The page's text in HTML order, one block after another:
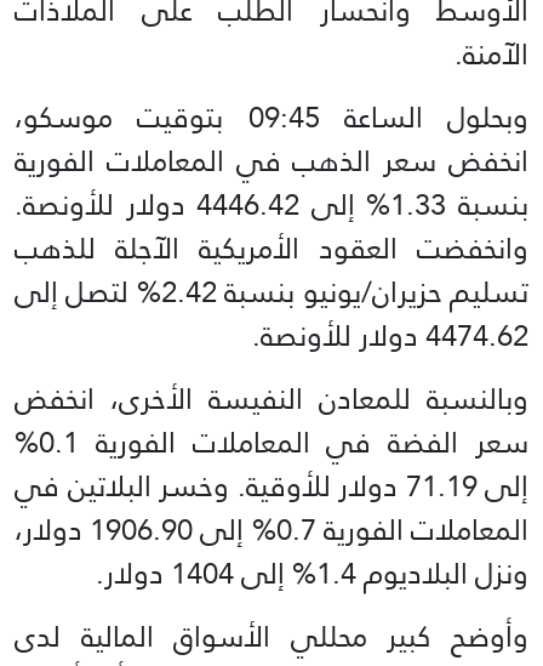
الآمنة.
وبحلول الساعة 09:45 بتوقيت موسكو،
انخفض سعر الذهب في المعاملات الفورية
بنسبة 1.33% إلى 4446.42 دولار للأونصة.
وانخفضت العقود الأمريكية الآجلة للذهب
تسليم حزيران/يونيو بنسبة 2.42% لتصل إلى
4474.62 دولار للأونصة.
وبالنسبة للمعادن النفيسة ⁠الأخرى، انخفض
سعر الفضة في المعاملات الفورية 0.1%
إلى 71.19 دولار للأوقية. وخسر البلاتين في
المعاملات الفورية 0.7% إلى 1906.90 دولار،
ونزل البلاديوم 1.4% إلى 1404 دولار.
وأوضح كبير محللي الأسواق المالية لدى